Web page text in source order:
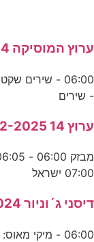
ערוץ המוסיקה 13-05-2024
- שירים
ערוץ 14 09-12-2025
07:00 ישראל
דיסני ג´וניור 30-06-2024
06:00 - מיקי מאוס: מכוניות המירוץ - פרק 8 06:23 - מיקי מאוס